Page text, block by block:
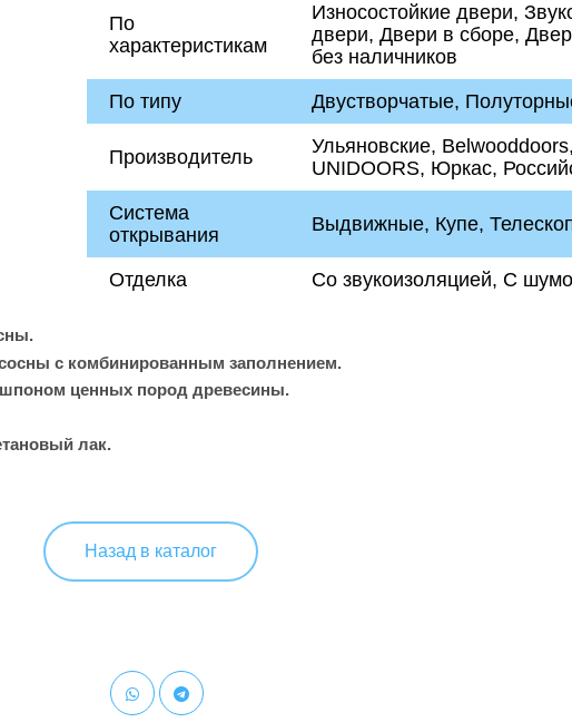
По
характеристикам
Износостойкие двери,
двери, Двери в сборе,
без наличников
По типу
Двустворчатые,
Производитель
Ульяновские,
UNIDOORS, Юркас,
Система
открывания
Выдвижные, Купе,
Отделка Со звукоизоляцией, С
с комбинированным заполнением.
ценных пород древесины.
лак.
Назад в каталог